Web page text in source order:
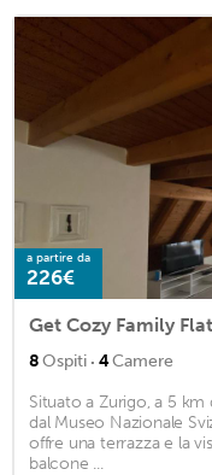
a partire da
226€
Get Cozy Family
8Ospiti · 4Camere
Situato a Zurigo, a 5
dal Museo Nazionale
offre una terrazza e la
balcone ...